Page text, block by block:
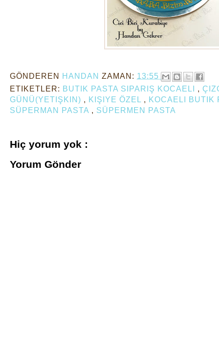
GÖNDEREN HANDAN ZAMAN: 13:55
ETIKETLER: BUTIK PASTA SIPARIŞ KOCAELI ,
GÜNÜ(YETIŞKIN) , KIŞIYE ÖZEL , KOCAELI BUTIK
SÜPERMAN PASTA , SÜPERMEN PASTA
Hiç yorum yok :
Yorum Gönder